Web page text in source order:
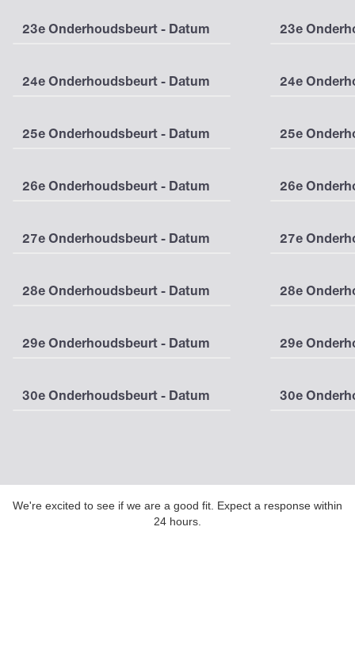
23e Onderhoudsbeurt - Datum 23e
24e Onderhoudsbeurt - Datum 24e
25e Onderhoudsbeurt - Datum 25e
26e Onderhoudsbeurt - Datum 26e
27e Onderhoudsbeurt - Datum 27e
28e Onderhoudsbeurt - Datum 28e
29e Onderhoudsbeurt - Datum 29e
30e Onderhoudsbeurt - Datum 30e
We're excited to see if we are a good fit. Expect a response within
24 hours.